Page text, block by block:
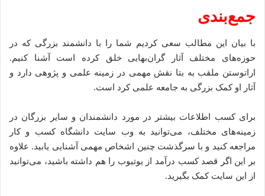
جمع‌بندی
با بیان این مطالب سعی کردیم شما را با دانشمند بزرگی که در
حوزه‌های مختلف آثار گران‌بهایی خلق کرده است آشنا کنیم.
اراتوستن ملقب به بتا نقش مهمی در زمینه علمی و پژوهی دارد و
آثار او کمک بزرگی به جامعه علمی کرد است.
برای کسب اطلاعات بیشتر در مورد دانشمندان و سایر بزرگان در
زمینه‌های مختلف، می‌توانید به وب سایت دانشگاه کسب و کار
مراجعه کنید و با سرگذشت چنین اشخاص مهمی آشنایی یابید. علاوه
بر این اگر قصد کسب درآمد از یوتیوب را هم داشته باشید، می‌توانید
از این سایت کمک بگیرید.